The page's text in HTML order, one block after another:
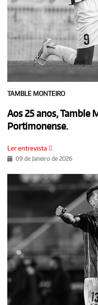
TAMBLE MONTEIRO
Aos 25 anos, Tamble
Portimonense.
Ler entrevista
09 de Janeiro de 2026